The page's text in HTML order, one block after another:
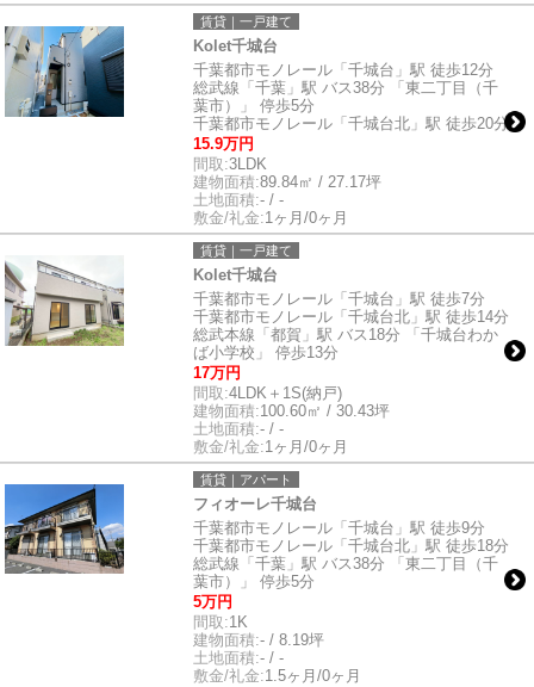
賃貸｜一戸建て
Kolet千城台
千葉都市モノレール「千城台」駅 徒歩12分
総武線「千葉」駅 バス38分 「東二丁目（千
葉市）」 停歩5分
千葉都市モノレール「千城台北」駅 徒歩20分
15.9万円
間取:3LDK
建物面積:89.84㎡ / 27.17坪
土地面積:- / -
敷金/礼金:1ヶ月/0ヶ月
賃貸｜一戸建て
Kolet千城台
千葉都市モノレール「千城台」駅 徒歩7分
千葉都市モノレール「千城台北」駅 徒歩14分
総武本線「都賀」駅 バス18分 「千城台わか
ば小学校」 停歩13分
17万円
間取:4LDK＋1S(納戸)
建物面積:100.60㎡ / 30.43坪
土地面積:- / -
敷金/礼金:1ヶ月/0ヶ月
賃貸｜アパート
フィオーレ千城台
千葉都市モノレール「千城台」駅 徒歩9分
千葉都市モノレール「千城台北」駅 徒歩18分
総武線「千葉」駅 バス38分 「東二丁目（千
葉市）」 停歩5分
5万円
間取:1K
建物面積:- / 8.19坪
土地面積:- / -
敷金/礼金:1.5ヶ月/0ヶ月